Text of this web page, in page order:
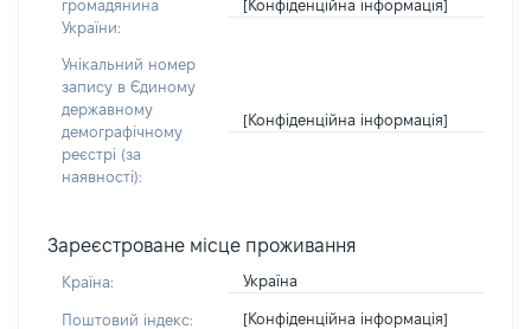
громадянина
України:
[Конфіденційна інформація]
Унікальний номер
запису в Єдиному
державному
демографічному
реєстрі (за
наявності):
[Конфіденційна інформація]
Зареєстроване місце проживання
Країна: Україна
Поштовий індекс: [Конфіденційна інформація]